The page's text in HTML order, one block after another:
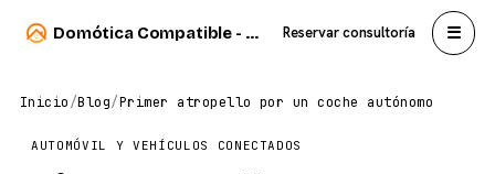
Domótica Compatible - Carlos Sahuquillo Reservar consultoría ☰
Inicio/Blog/Primer atropello por un coche autónomo
AUTOMÓVIL Y VEHÍCULOS CONECTADOS